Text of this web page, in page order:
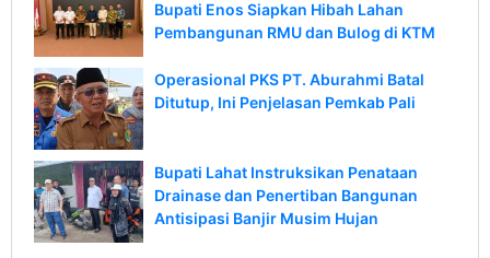
Bupati Enos Siapkan Hibah Lahan
Pembangunan RMU dan Bulog di KTM
Operasional PKS PT. Aburahmi Batal
Ditutup, Ini Penjelasan Pemkab Pali
Bupati Lahat Instruksikan Penataan
Drainase dan Penertiban Bangunan
Antisipasi Banjir Musim Hujan